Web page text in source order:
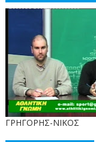
ΓΡΗΓΟΡΗΣ-ΝΙΚΟΣ